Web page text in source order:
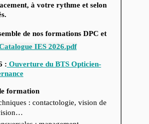
à votre rythme et selon
de nos formations DPC et
IES 2026.pdf
: Ouverture du BTS Opticien-
formation
: contactologie, vision de